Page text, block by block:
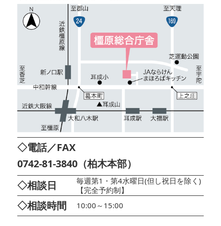
◇電話／FAX
0742-81-3840（柏木本部）
◇相談日
毎週第1・第4水曜日(但し祝日を除く)
【完全予約制】
◇相談時間 10:00～15:00